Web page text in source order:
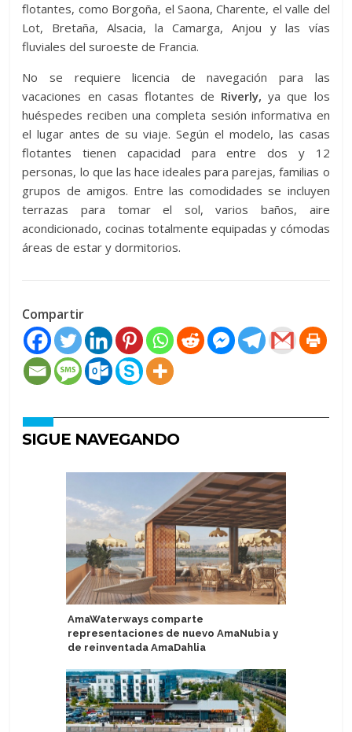
flotantes, como Borgoña, el Saona, Charente, el valle del
Lot, Bretaña, Alsacia, la Camarga, Anjou y las vías
fluviales del suroeste de Francia.
No se requiere licencia de navegación para las
vacaciones en casas flotantes de Riverly, ya que los
huéspedes reciben una completa sesión informativa en
el lugar antes de su viaje. Según el modelo, las casas
flotantes tienen capacidad para entre dos y 12
personas, lo que las hace ideales para parejas, familias o
grupos de amigos. Entre las comodidades se incluyen
terrazas para tomar el sol, varios baños, aire
acondicionado, cocinas totalmente equipadas y cómodas
áreas de estar y dormitorios.
Compartir
SIGUE NAVEGANDO
AmaWaterways comparte
representaciones de nuevo AmaNubia y
de reinventada AmaDahlia